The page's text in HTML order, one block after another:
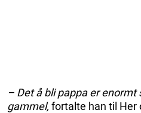
– Det å bli pappa er enormt
gammel, fortalte han til Her